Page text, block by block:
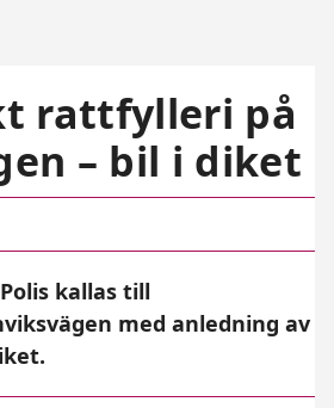
rattfylleri på
– bil i diket
Polis kallas till
med anledning av